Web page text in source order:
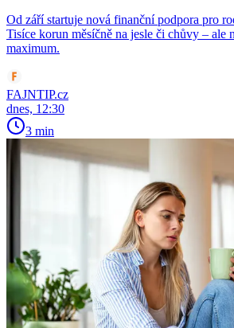
Od září startuje nová finanční podpora pro
Tisíce korun měsíčně na jesle či chůvy – ale
maximum.
FAJNTIP.cz
dnes, 12:30
3 min